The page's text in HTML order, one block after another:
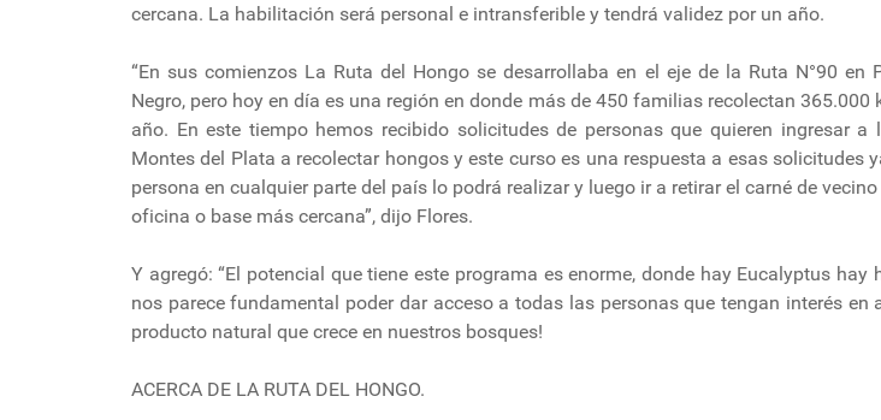
cercana. La habilitación será personal e intransferible y tendrá validez por un año.
“En sus comienzos La Ruta del Hongo se desarrollaba en el eje de la Ruta N°90 en
Negro, pero hoy en día es una región en donde más de 450 familias recolectan 365.000
año. En este tiempo hemos recibido solicitudes de personas que quieren ingresar a
Montes del Plata a recolectar hongos y este curso es una respuesta a esas solicitudes
persona en cualquier parte del país lo podrá realizar y luego ir a retirar el carné de
oficina o base más cercana”, dijo Flores.
Y agregó: “El potencial que tiene este programa es enorme, donde hay Eucalyptus hay
nos parece fundamental poder dar acceso a todas las personas que tengan interés en
producto natural que crece en nuestros bosques!
ACERCA DE LA RUTA DEL HONGO.